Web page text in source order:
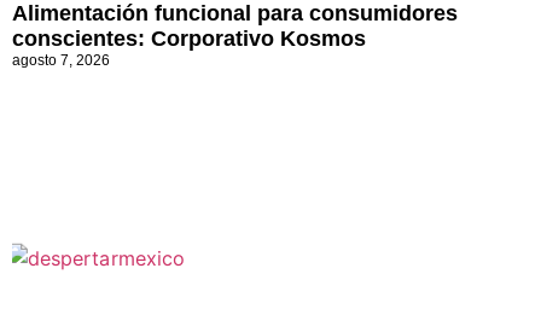
Alimentación funcional para consumidores
conscientes: Corporativo Kosmos
agosto 7, 2026